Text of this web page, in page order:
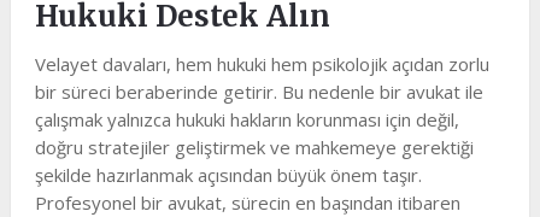
Hukuki Destek Alın
Velayet davaları, hem hukuki hem psikolojik açıdan zorlu
bir süreci beraberinde getirir. Bu nedenle bir avukat ile
çalışmak yalnızca hukuki hakların korunması için değil,
doğru stratejiler geliştirmek ve mahkemeye gerektiği
şekilde hazırlanmak açısından büyük önem taşır.
Profesyonel bir avukat, sürecin en başından itibaren